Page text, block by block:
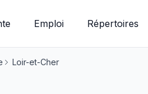
Emploi Répertoires
Loir-et-Cher